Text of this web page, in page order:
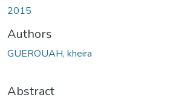
2015
Authors
GUEROUAH, kheira
Abstract